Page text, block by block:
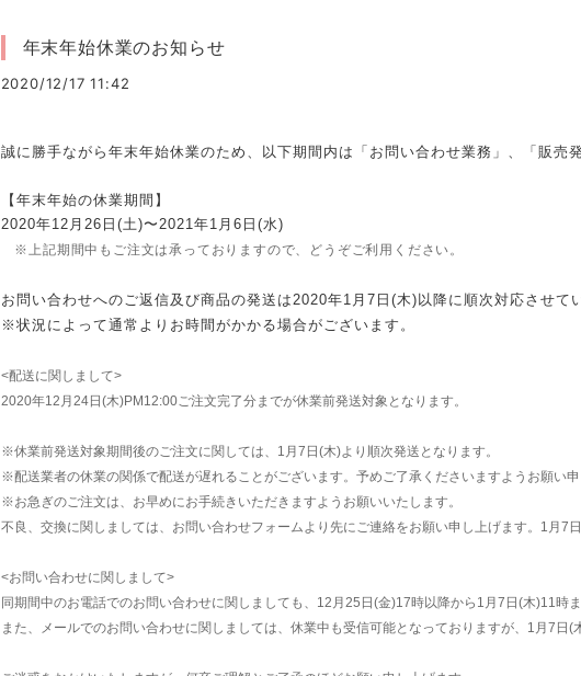
年末年始休業のお知らせ
2020/12/17 11:42
誠に勝手ながら年末年始休業のため、以下期間内は「お問い合わせ業務」、「販売
【年末年始の休業期間】
2020年12月26日(土)〜2021年1月6日(水)
※上記期間中もご注文は承っておりますので、どうぞご利用ください。
お問い合わせへのご返信及び商品の発送は2020年1月7日(木)以降に順次対応させて
※状況によって通常よりお時間がかかる場合がございます。
<配送に関しまして>
2020年12月24日(木)PM12:00ご注文完了分までが休業前発送対象となります。
※休業前発送対象期間後のご注文に関しては、1月7日(木)より順次発送となります。
※配送業者の休業の関係で配送が遅れることがございます。予めご了承くださいますようお願い申
※お急ぎのご注文は、お早めにお手続きいただきますようお願いいたします。
不良、交換に関しましては、お問い合わせフォームより先にご連絡をお願い申し上げます。1月7
<お問い合わせに関しまして>
同期間中のお電話でのお問い合わせに関しましても、12月25日(金)17時以降から1月7日(木)11時
また、メールでのお問い合わせに関しましては、休業中も受信可能となっておりますが、1月7日(